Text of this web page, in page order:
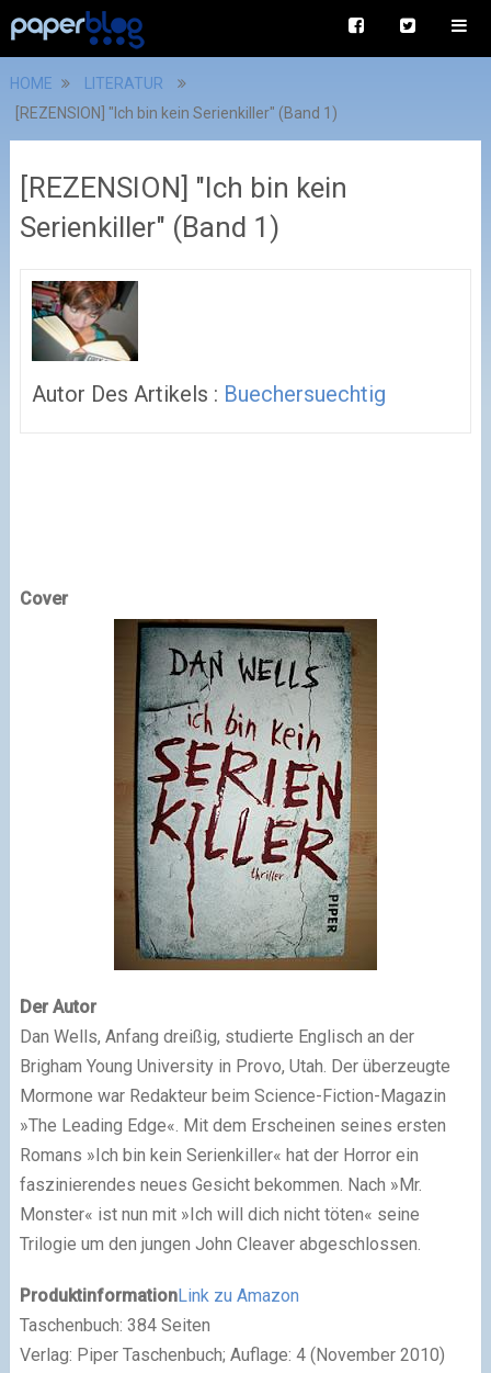
HOME
LITERATUR
[REZENSION] "Ich bin kein Serienkiller" (Band 1)
[REZENSION] "Ich bin kein
Serienkiller" (Band 1)
Autor Des Artikels : Buechersuechtig
Cover
Der Autor
Dan Wells, Anfang dreißig, studierte Englisch an der
Brigham Young University in Provo, Utah. Der überzeugte
Mormone war Redakteur beim Science-Fiction-Magazin
»The Leading Edge«. Mit dem Erscheinen seines ersten
Romans »Ich bin kein Serienkiller« hat der Horror ein
faszinierendes neues Gesicht bekommen. Nach »Mr.
Monster« ist nun mit »Ich will dich nicht töten« seine
Trilogie um den jungen John Cleaver abgeschlossen.
ProduktinformationLink zu Amazon
Taschenbuch: 384 Seiten
Verlag: Piper Taschenbuch; Auflage: 4 (November 2010)